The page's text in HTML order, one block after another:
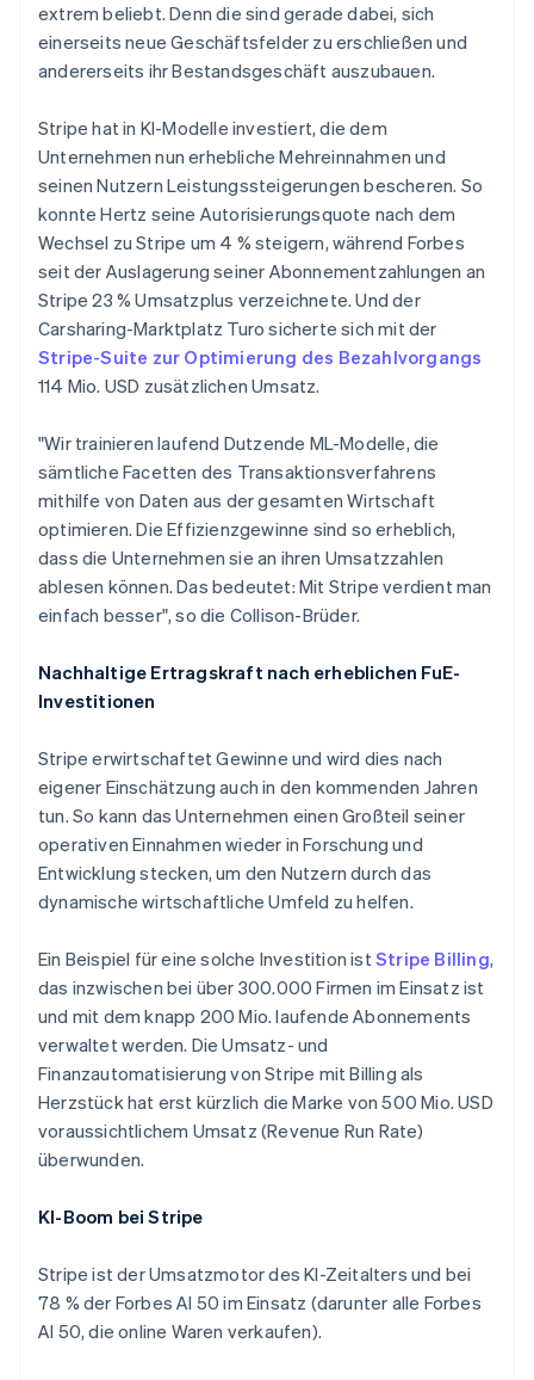
extrem beliebt. Denn die sind gerade dabei, sich
einerseits neue Geschäftsfelder zu erschließen und
andererseits ihr Bestandsgeschäft auszubauen.
Stripe hat in KI-Modelle investiert, die dem
Unternehmen nun erhebliche Mehreinnahmen und
seinen Nutzern Leistungssteigerungen bescheren. So
konnte Hertz seine Autorisierungsquote nach dem
Wechsel zu Stripe um 4 % steigern, während Forbes
seit der Auslagerung seiner Abonnementzahlungen an
Stripe 23 % Umsatzplus verzeichnete. Und der
Carsharing-Marktplatz Turo sicherte sich mit der
Stripe-Suite zur Optimierung des Bezahlvorgangs
114 Mio. USD zusätzlichen Umsatz.
"Wir trainieren laufend Dutzende ML-Modelle, die
sämtliche Facetten des Transaktionsverfahrens
mithilfe von Daten aus der gesamten Wirtschaft
optimieren. Die Effizienzgewinne sind so erheblich,
dass die Unternehmen sie an ihren Umsatzzahlen
ablesen können. Das bedeutet: Mit Stripe verdient man
einfach besser", so die Collison-Brüder.
Nachhaltige Ertragskraft nach erheblichen FuE-
Investitionen
Stripe erwirtschaftet Gewinne und wird dies nach
eigener Einschätzung auch in den kommenden Jahren
tun. So kann das Unternehmen einen Großteil seiner
operativen Einnahmen wieder in Forschung und
Entwicklung stecken, um den Nutzern durch das
dynamische wirtschaftliche Umfeld zu helfen.
Ein Beispiel für eine solche Investition istStripe Billing,
das inzwischen bei über 300.000 Firmen im Einsatz ist
und mit dem knapp 200 Mio. laufende Abonnements
verwaltet werden. Die Umsatz- und
Finanzautomatisierung von Stripe mit Billing als
Herzstück hat erst kürzlich die Marke von 500 Mio. USD
voraussichtlichem Umsatz (Revenue Run Rate)
überwunden.
KI-Boom bei Stripe
Stripe ist der Umsatzmotor des KI-Zeitalters und bei
78 % der Forbes AI 50 im Einsatz (darunter alle Forbes
AI 50, die online Waren verkaufen).
Australien
English
Belgien
Nederlands FrançaisDeutschEnglish
Brasilien
Bulgarien
English
Dänemark
English
Deutschland
DeutschEnglish
Estland
English
Festlandchina
简体中文English
EnglishSvenska
Français English
Gibraltar
English
Griechenland